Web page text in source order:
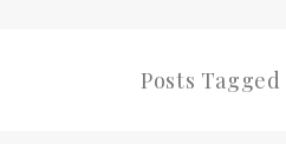
Posts Tagged